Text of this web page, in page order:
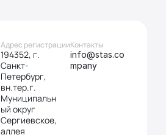
Адрес регистрации
194352, г.
Санкт-
Петербург,
вн.тер.г.
Муниципальн
ый округ
Сергиевское,
аллея
Контакты
info@stas.co
mpany